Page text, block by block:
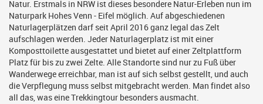
Natur. Erstmals in NRW ist dieses besondere Natur-Erleben nun im
Naturpark Hohes Venn - Eifel möglich. Auf abgeschiedenen
Naturlagerplätzen darf seit April 2016 ganz legal das Zelt
aufschlagen werden. Jeder Naturlagerplatz ist mit einer
Komposttoilette ausgestattet und bietet auf einer Zeltplattform
Platz für bis zu zwei Zelte. Alle Standorte sind nur zu Fuß über
Wanderwege erreichbar, man ist auf sich selbst gestellt, und auch
die Verpflegung muss selbst mitgebracht werden. Man findet also
all das, was eine Trekkingtour besonders ausmacht.